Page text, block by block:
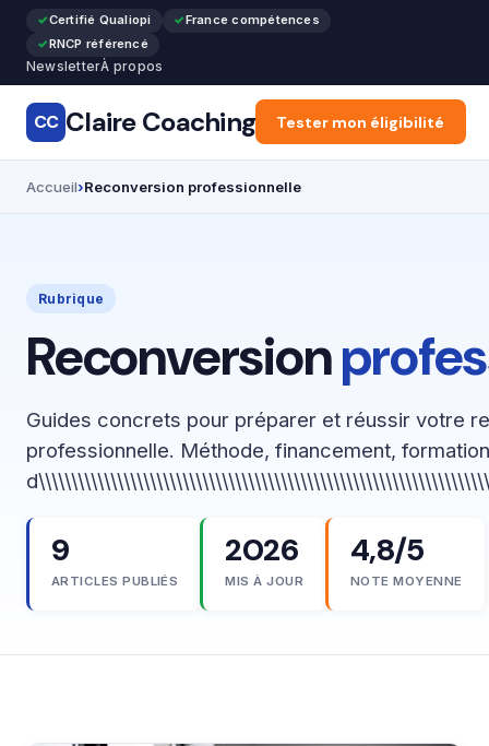
Certifié Qualiopi
France compétences
RNCP référencé
NewsletterÀ propos
CC Claire Coaching Accueil Reconversion
Tester mon éligibilité
Accueil Reconversion professionnelle
Rubrique
Reconversion
Guides concrets pour préparer et réussir votre
professionnelle. Méthode, financement,
9
ARTICLES PUBLIÉS
2026
MIS À JOUR
4,8/5
NOTE MOYENNE